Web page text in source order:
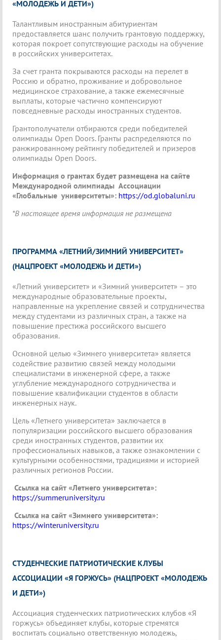
«МОЛОДЕЖЬ И ДЕТИ»)
Талантливым иностранным абитуриентам
предоставляется шанс получить грантовую поддержку,
которая покроет сопутствующие расходы на обучение
в российских университетах.
За счет гранта покрываются расходы на перелет в
Россию и обратно, проживание и добровольное
медицинское страхование, а также ежемесячные
выплаты, которые частично компенсируют
повседневные расходы иностранных студентов.
Грантополучатели отбираются среди победителей
олимпиады Open Doors. Гранты распределяются по
ранжированному рейтингу победителей и призеров
олимпиады Open Doors.
Информация о грантах будет размещена на сайте
Международной олимпиады Ассоциации
«Глобальные университеты»: https://od.globaluni.ru
*В настоящее время информация не размещена
ПРОГРАММА «ЛЕТНИЙ/ЗИМНИЙ УНИВЕРСИТЕТ»
(НАЦПРОЕКТ «МОЛОДЕЖЬ И ДЕТИ»)
«Летний университет» и «Зимний университет» – это
международные образовательные проекты,
направленные на укрепление связей и сотрудничества
между студентами из различных стран, а также на
повышение престижа российского высшего
образования.
Основной целью «Зимнего университета» является
содействие развитию связей между молодыми
специалистами в инженерной сфере, а также
углубление международного сотрудничества и
повышение квалификации студентов в области
инженерных наук.
Цель «Летнего университета» заключается в
популяризации российского высшего образования
среди иностранных студентов, развитии их
профессиональных навыков, а также ознакомлении с
культурными особенностями, традициями и историей
различных регионов России.
Ссылка на сайт «Летнего университета»:
https://summeruniversity.ru
Ссылка на сайт «Зимнего университета»:
https://winteruniversity.ru
СТУДЕНЧЕСКИЕ ПАТРИОТИЧЕСКИЕ КЛУБЫ
АССОЦИАЦИИ «Я ГОРЖУСЬ» (НАЦПРОЕКТ «МОЛОДЕЖЬ
И ДЕТИ»)
Ассоциация студенческих патриотических клубов «Я
горжусь» объединяет клубы, которые стремятся
воспитать социально ответственную молодежь,